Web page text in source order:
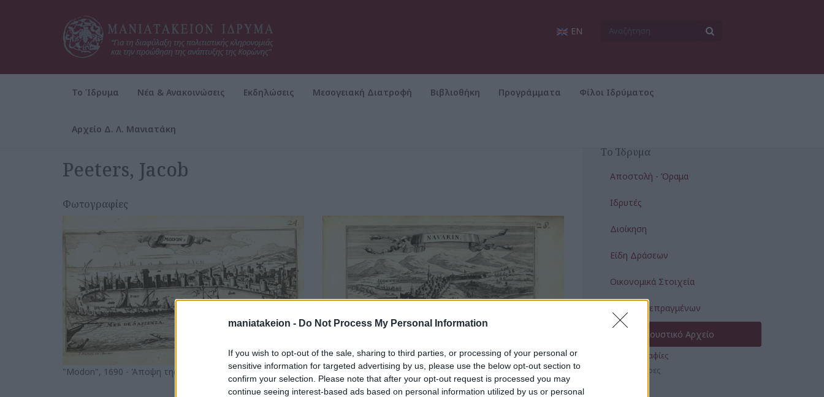
maniatakeion - Do Not Process My Personal Information
If you wish to opt-out of the sale, sharing to third parties, or processing of your personal or
sensitive information for targeted advertising by us, please use the below opt-out section to
confirm your selection. Please note that after your opt-out request is processed you may
continue seeing interest-based ads based on personal information utilized by us or personal
EN
Το Ίδρυμα Νέα & Ανακοινώσεις Εκδηλώσεις Μεσογειακή Διατροφή Βιβλιοθήκη Προγράμματα Φίλοι Ιδρύματος
Αρχείο Δ. Λ. Μανιατάκη
Peeters, Jacob
Φωτογραφίες
"Modon", 1690 - Άποψη της Μεθώνης
"Navarin", 1690 - Άποψη της Πύλου (Νιόκαστρο) με
αναφορά στον ΣΤ΄ Βενετο - Oθωμανικό πόλεμο
Το Ίδρυμα
Αποστολή - Όραμα
Ιδρυτές
Διοίκηση
Είδη Δράσεων
Οικονομικά Στοιχεία
Έκθεση Πεπραγμένων
Οπτικοακουστικό Αρχείο
Φωτογραφίες
Γκραβούρες